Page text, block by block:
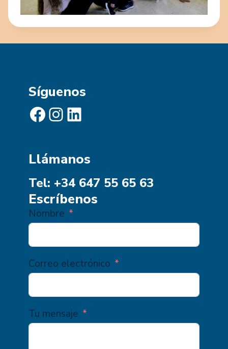
Síguenos
Facebook Instagram LinkedIn
Llámanos
Tel: +34 647 55 65 63
Escríbenos
Nombre
Correo electrónico
Tu mensaje